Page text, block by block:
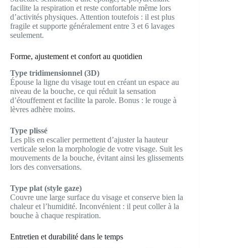
facilite la respiration et reste confortable même lors
d’activités physiques. Attention toutefois : il est plus
fragile et supporte généralement entre 3 et 6 lavages
seulement.
Forme, ajustement et confort au quotidien
Type tridimensionnel (3D)
Épouse la ligne du visage tout en créant un espace au
niveau de la bouche, ce qui réduit la sensation
d’étouffement et facilite la parole. Bonus : le rouge à
lèvres adhère moins.
Type plissé
Les plis en escalier permettent d’ajuster la hauteur
verticale selon la morphologie de votre visage. Suit les
mouvements de la bouche, évitant ainsi les glissements
lors des conversations.
Type plat (style gaze)
Couvre une large surface du visage et conserve bien la
chaleur et l’humidité. Inconvénient : il peut coller à la
bouche à chaque respiration.
Entretien et durabilité dans le temps